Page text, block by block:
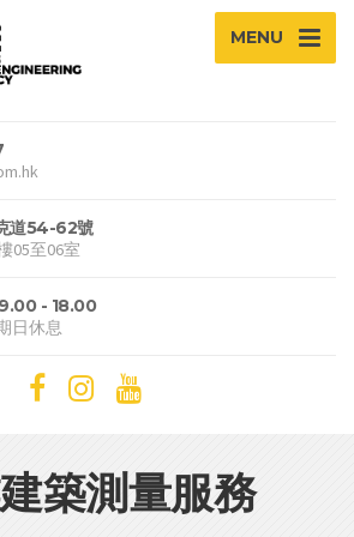
MENU
道54-62號
05至06室
- 18.00
日休息
築測量服務